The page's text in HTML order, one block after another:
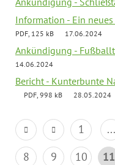
Information - Ein
PDF, 125 kB 17.06.2024
Ankündigung -
14.06.2024
Bericht - Kunterbunte
PDF, 998 kB 28.05.2024
1 ...
8
9 10 11